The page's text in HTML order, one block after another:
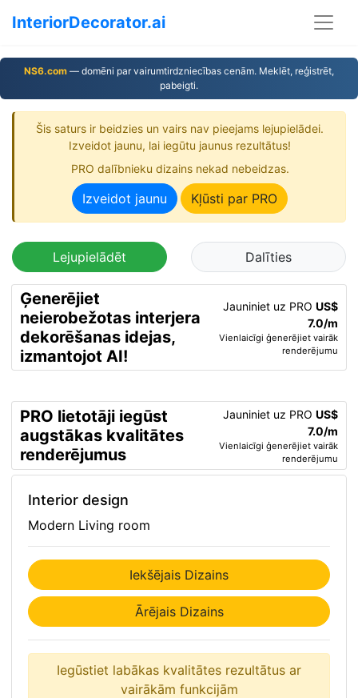
InteriorDecorator.ai
NS6.com — domēni par vairumtirdzniecības cenām. Meklēt, reģistrēt,
pabeigti.
Šis saturs ir beidzies un vairs nav pieejams lejupielādei.
Izveidot jaunu, lai iegūtu jaunus rezultātus!
PRO dalībnieku dizains nekad nebeidzas.
Izveidot jaunu Kļūsti par PRO
Lejupielādēt Dalīties
Ģenerējiet
neierobežotas interjera
dekorēšanas idejas,
izmantojot AI!
Jauniniet uz PRO US$
7.0/m
Vienlaicīgi ģenerējiet vairāk
renderējumu
PRO lietotāji iegūst
augstākas kvalitātes
renderējumus
Jauniniet uz PRO US$
7.0/m
Vienlaicīgi ģenerējiet vairāk
renderējumu
Interior design
Modern Living room
Iekšējais Dizains
Ārējais Dizains
Iegūstiet labākas kvalitātes rezultātus ar
vairākām funkcijām